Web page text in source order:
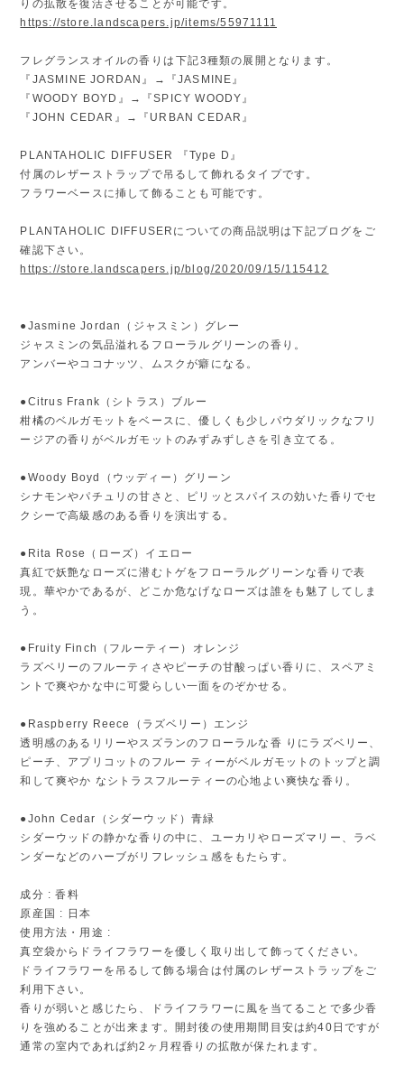
りの拡散を復活させることが可能です。
https://store.landscapers.jp/items/55971111
フレグランスオイルの香りは下記3種類の展開となります。
『JASMINE JORDAN』→『JASMINE』
『WOODY BOYD』→『SPICY WOODY』
『JOHN CEDAR』→『URBAN CEDAR』
PLANTAHOLIC DIFFUSER 『Type D』
付属のレザーストラップで吊るして飾れるタイプです。
フラワーベースに挿して飾ることも可能です。
PLANTAHOLIC DIFFUSERについての商品説明は下記ブログをご
確認下さい。
https://store.landscapers.jp/blog/2020/09/15/115412
●Jasmine Jordan（ジャスミン）グレー
ジャスミンの気品溢れるフローラルグリーンの香り。
アンバーやココナッツ、ムスクが癖になる。
●Citrus Frank（シトラス）ブルー
柑橘のベルガモットをベースに、優しくも少しパウダリックなフリ
ージアの香りがベルガモットのみずみずしさを引き立てる。
●Woody Boyd（ウッディー）グリーン
シナモンやパチュリの甘さと、ピリッとスパイスの効いた香りでセ
クシーで高級感のある香りを演出する。
●Rita Rose（ローズ）イエロー
真紅で妖艶なローズに潜むトゲをフローラルグリーンな香りで表
現。華やかであるが、どこか危なげなローズは誰をも魅了してしま
う。
●Fruity Finch（フルーティー）オレンジ
ラズベリーのフルーティさやピーチの甘酸っぱい香りに、スペアミ
ントで爽やかな中に可愛らしい一面をのぞかせる。
●Raspberry Reece（ラズベリー）エンジ
透明感のあるリリーやスズランのフローラルな香 りにラズベリー、
ピーチ、アプリコットのフルー ティーがベルガモットのトップと調
和して爽やか なシトラスフルーティーの心地よい爽快な香り。
●John Cedar（シダーウッド）青緑
シダーウッドの静かな香りの中に、ユーカリやローズマリー、ラベ
ンダーなどのハーブがリフレッシュ感をもたらす。
成分 : 香料
原産国 : 日本
使用方法・用途 :
真空袋からドライフラワーを優しく取り出して飾ってください。
ドライフラワーを吊るして飾る場合は付属のレザーストラップをご
利用下さい。
香りが弱いと感じたら、ドライフラワーに風を当てることで多少香
りを強めることが出来ます。開封後の使用期間目安は約40日ですが
通常の室内であれば約2ヶ月程香りの拡散が保たれます。